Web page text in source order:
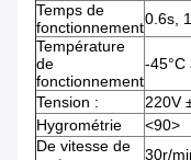
Temps de
fonctionnement0.6s,
Température
de
fonctionnement
-45°C
Tension :
220V
Hygrométrie
<90>
De vitesse de
30r/